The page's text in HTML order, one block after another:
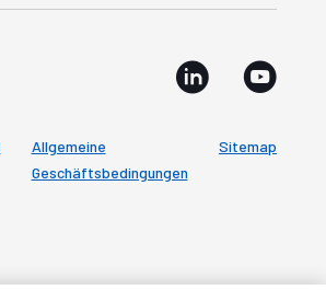
Allgemeine
Geschäftsbedingungen
Sitemap